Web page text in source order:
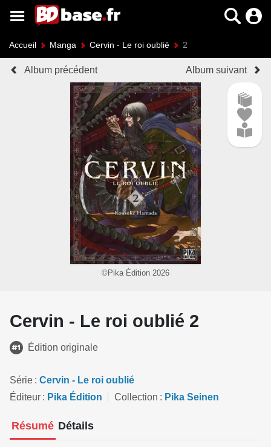
Accueil Manga Cervin - Le roi oublié 2
Album précédent Album suivant
©Pika Édition 2026
Cervin - Le roi oublié 2
Édition originale
Série
Cervin - Le roi oublié
Éditeur
Pika Édition Collection Pika Seinen
Résumé Détails